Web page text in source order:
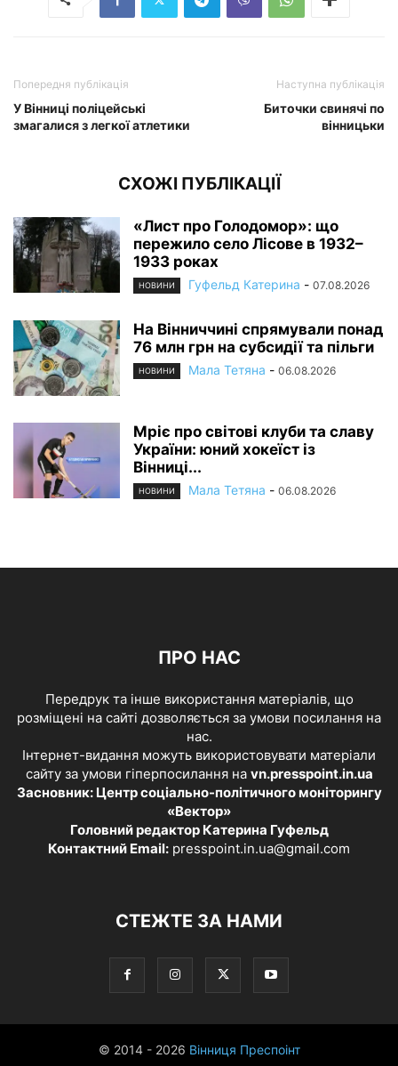
Попередня публікація
У Вінниці поліцейські
змагалися з легкої атлетики
Наступна публікація
Биточки свинячі по
вінницьки
СХОЖІ ПУБЛІКАЦІЇ
«Лист про Голодомор»: що
пережило село Лісове в 1932–
1933 роках
НОВИНИ Гуфельд Катерина - 07.08.2026
На Вінниччині спрямували понад
76 млн грн на субсидії та пільги
НОВИНИ Мала Тетяна - 06.08.2026
Мріє про світові клуби та славу
України: юний хокеїст із
Вінниці...
НОВИНИ Мала Тетяна - 06.08.2026
ПРО НАС
Передрук та інше використання матеріалів, що
розміщені на сайті дозволяється за умови посилання на
нас.
Інтернет-видання можуть використовувати матеріали
сайту за умови гіперпосилання на vn.presspoint.in.ua
Засновник: Центр соціально-політичного моніторингу
«Вектор»
Головний редактор Катерина Гуфельд
Контактний Email: presspoint.in.ua@gmail.com
СТЕЖТЕ ЗА НАМИ
© 2014 - 2026 Вінниця Преспоінт